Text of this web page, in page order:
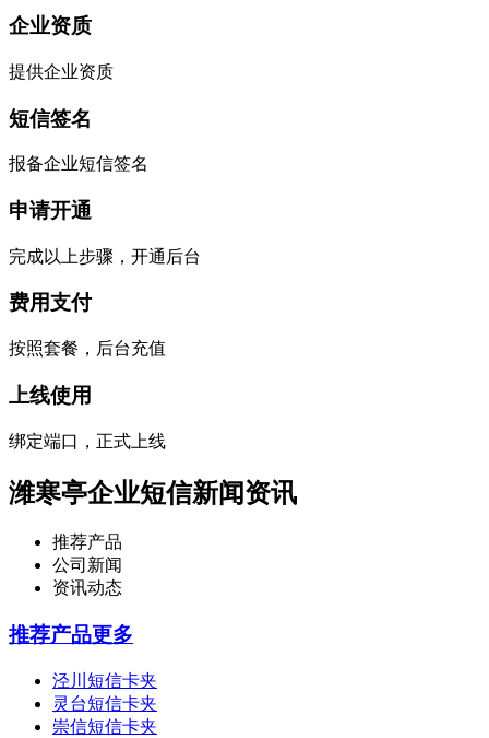
企业资质
提供企业资质
短信签名
报备企业短信签名
申请开通
完成以上步骤，开通后台
费用支付
按照套餐，后台充值
上线使用
绑定端口，正式上线
潍寒亭企业短信新闻资讯
推荐产品
公司新闻
资讯动态
推荐产品更多
泾川短信卡夹
灵台短信卡夹
崇信短信卡夹